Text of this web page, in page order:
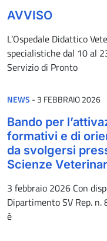
AVVISO
L’Ospedale Didattico
specialistiche dal 10 al
Servizio di Pronto
NEWS -PUBBLICATO IL
3 FEBBRAIO 2026
Bando per
formativi e di
da svolgersi
Scienze
3 febbraio 2026 Con
Dipartimento SV Rep.
è